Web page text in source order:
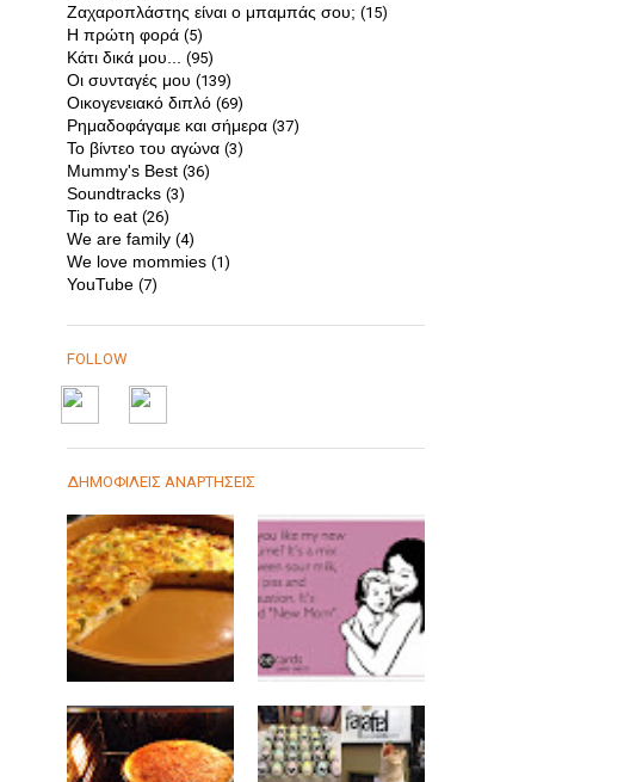
Ζαχαροπλάστης είναι ο μπαμπάς σου; (15)
Η πρώτη φορά (5)
Κάτι δικά μου... (95)
Οι συνταγές μου (139)
Οικογενειακό διπλό (69)
Ρημαδοφάγαμε και σήμερα (37)
Το βίντεο του αγώνα (3)
Mummy's Best (36)
Soundtracks (3)
Tip to eat (26)
We are family (4)
We love mommies (1)
YouTube (7)
FOLLOW
ΔΗΜΟΦΙΛΕΙΣ ΑΝΑΡΤΗΣΕΙΣ